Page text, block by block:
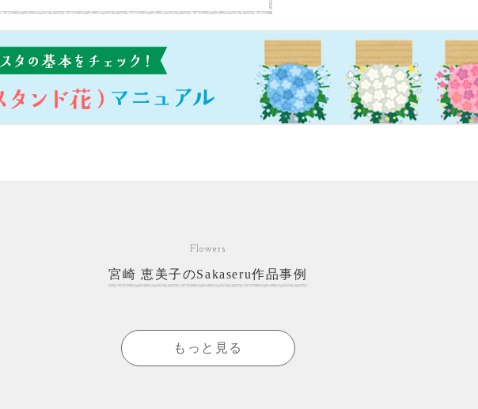
Flowers
宮崎 恵美子のSakaseru作品事例
もっと見る